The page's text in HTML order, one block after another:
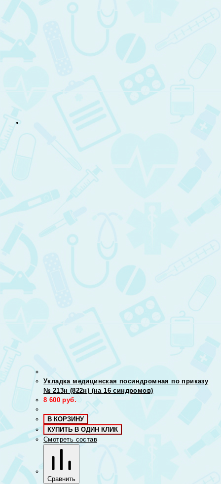
Укладка медицинская посиндромная по приказу
№ 213н (822н) (на 16 синдромов)
8 600 руб.
В КОРЗИНУ
КУПИТЬ В ОДИН КЛИК
Смотреть состав
Сравнить